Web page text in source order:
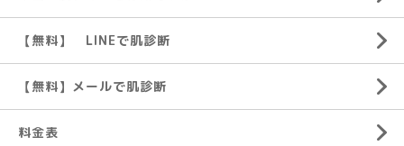
【無料】 LINEで肌診断
【無料】メールで肌診断
料金表